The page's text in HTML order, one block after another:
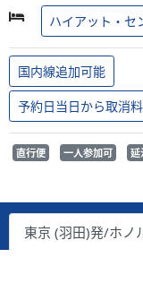
ハイアット・セ
国内線追加可能
予約日当日から取消
直行便 一人参加可 延
東京 (羽田)発/ホノ